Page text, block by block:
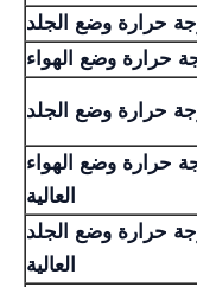
حرارة وضع الجلد
حرارة وضع الهواء
حرارة وضع الجلد
حرارة وضع الهواء
العالية
حرارة وضع الجلد
العالية